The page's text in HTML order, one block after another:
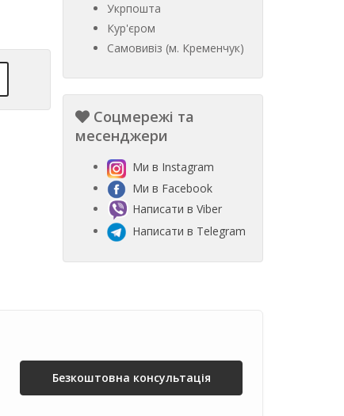
Укрпошта
Кур'єром
Самовивіз (м. Кременчук)
Соцмережі та
месенджери
Ми в Instagram
Ми в Facebook
Написати в Viber
Написати в Telegram
Безкоштовна консультація